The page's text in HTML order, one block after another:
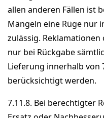
allen anderen Fällen ist
Mängeln eine Rüge nur
zulässig.
nur bei Rückgabe
Lieferung innerhalb von
berücksichtigt werden.
7.11.8. Bei berechtigter